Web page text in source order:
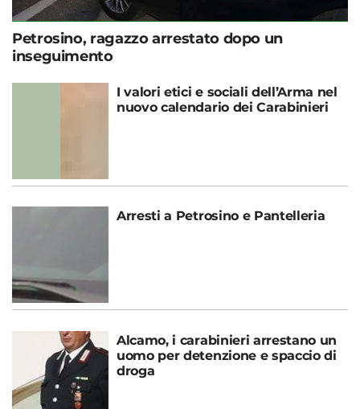
Petrosino, ragazzo arrestato dopo un
inseguimento
I valori etici e sociali dell’Arma nel
nuovo calendario dei Carabinieri
Arresti a Petrosino e Pantelleria
Alcamo, i carabinieri arrestano un
uomo per detenzione e spaccio di
droga